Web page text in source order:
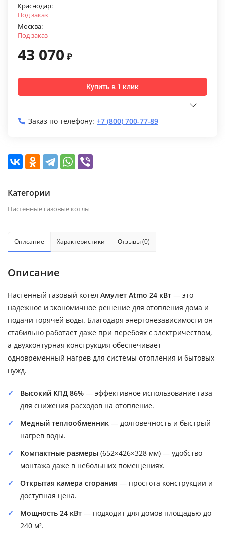
Краснодар:
Под заказ
Москва:
Под заказ
43 070 ₽
Купить в 1 клик
Заказ по телефону: +7 (800) 700-77-89
Категории
Настенные газовые котлы
Описание Характеристики Отзывы (0)
Описание
Настенный газовый котел Амулет Atmo 24 кВт — это
надежное и экономичное решение для отопления дома и
подачи горячей воды. Благодаря энергонезависимости он
стабильно работает даже при перебоях с электричеством,
а двухконтурная конструкция обеспечивает
одновременный нагрев для системы отопления и бытовых
нужд.
Высокий КПД 86% — эффективное использование газа
для снижения расходов на отопление.
Медный теплообменник — долговечность и быстрый
нагрев воды.
Компактные размеры (652×426×328 мм) — удобство
монтажа даже в небольших помещениях.
Открытая камера сгорания — простота конструкции и
доступная цена.
Мощность 24 кВт — подходит для домов площадью до
240 м².